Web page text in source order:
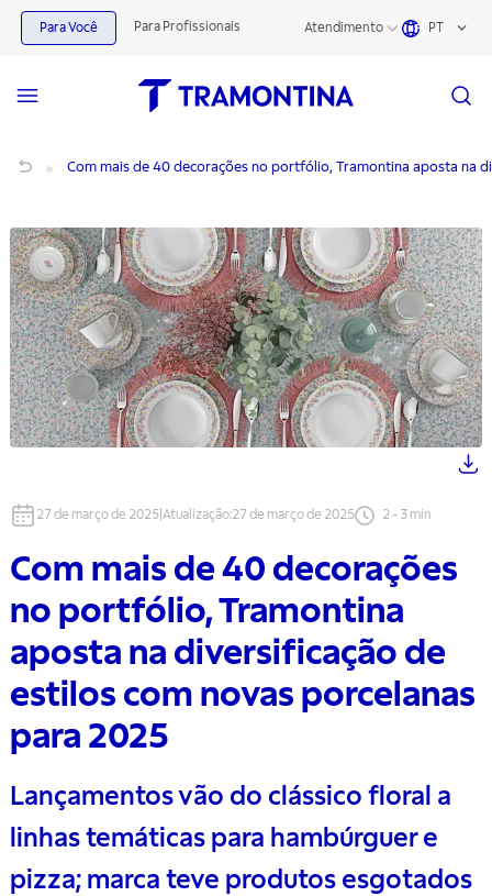
Para Você Para Profissionais Atendimento PT
Com mais de 40 decorações no portfólio, Tramontina aposta na
27 de março de 2025 Atualização:27 de março de 2025 2- 3 min
Com mais de 40 decorações
no portfólio, Tramontina
aposta na diversificação de
estilos com novas porcelanas
para 2025
Lançamentos vão do clássico floral a
linhas temáticas para hambúrguer e
pizza; marca teve produtos esgotados